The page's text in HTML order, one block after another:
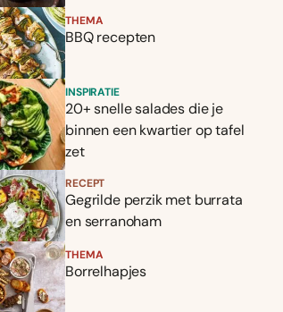
THEMA
BBQ recepten
INSPIRATIE
20+ snelle salades die je
binnen een kwartier op tafel
zet
RECEPT
Gegrilde perzik met burrata
en serranoham
THEMA
Borrelhapjes